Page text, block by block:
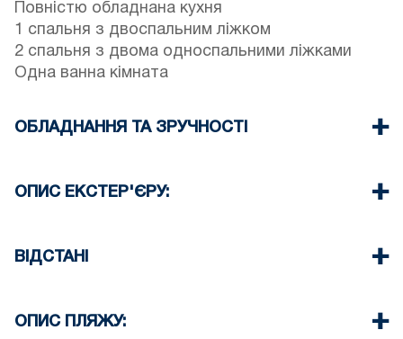
Повністю обладнана кухня
1 спальня з двоспальним ліжком
2 спальня з двома односпальними ліжками
Одна ванна кімната
ОБЛАДНАННЯ ТА ЗРУЧНОСТІ
Два кондиціонери
Пральна машина
Прибирання при виїзді
ОПИС ЕКСТЕР'ЄРУ:
розташована за 30 метрів від помешкання.
ВІДСТАНІ
Центр села 0 м
ОПИС ПЛЯЖУ: